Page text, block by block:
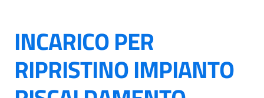
INCARICO PER
RIPRISTINO IMPIANTO